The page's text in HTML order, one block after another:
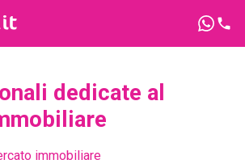
dedicate al
immobiliare